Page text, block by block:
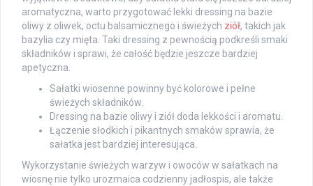
aromatyczna, warto przygotować lekki dressing na bazie
oliwy z oliwek, octu balsamicznego i świeżych ziół, takich jak
bazylia czy mięta. Taki dressing z pewnością podkreśli smaki
składników i sprawi, że całość będzie jeszcze bardziej
apetyczna.
Sałatki wiosenne powinny być kolorowe i pełne
świeżych składników.
Dressing na bazie oliwy i ziół doda lekkości i aromatu.
Łączenie słodkich i pikantnych smaków sprawia, że
sałatka jest bardziej interesująca.
Wykorzystanie świeżych warzyw i owoców w sałatkach na
wiosnę nie tylko urozmaica codzienny jadłospis, ale także